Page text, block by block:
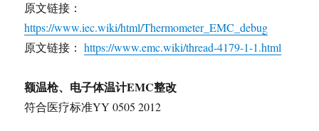
原文链接：
https://www.iec.wiki/html/Thermometer_EMC_debug
原文链接：https://www.emc.wiki/thread-4179-1-1.html
额温枪、电子体温计EMC整改
符合医疗标准YY 0505 2012